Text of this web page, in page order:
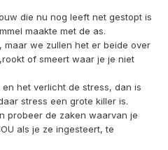
die nu nog leeft net gestopt is
maakte met de as.
maar we zullen het er beide over
of smeert waar je je niet
het verlicht de stress, dan is
stress een grote killer is.
probeer de zaken waarvan je
als je ze ingesteert, te